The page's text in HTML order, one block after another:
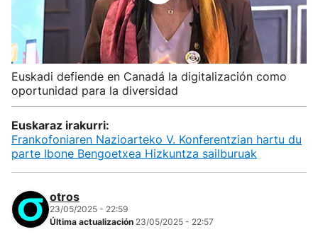
Euskadi defiende en Canadá la digitalización como
oportunidad para la diversidad
Euskaraz irakurri:
Frankofoniaren Nazioarteko V. Konferentzian hartu du
parte Ibone Bengoetxea Hizkuntza sailburuak
otros
23/05/2025 - 22:59
Última actualización 23/05/2025 - 22:57